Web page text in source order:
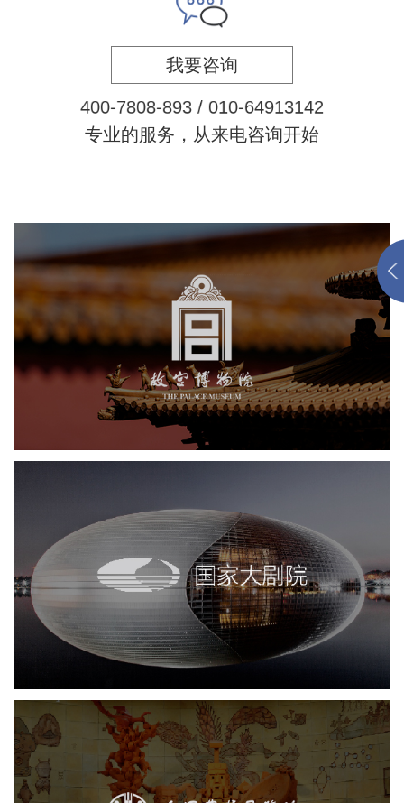
我要咨询
400-7808-893 / 010-64913142
专业的服务，从来电咨询开始
故宫博物院
国家大剧院
智慧展馆 展馆网站建设
农业展览馆